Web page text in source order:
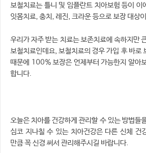
보철치료는 틀니 및 임플란트 치아보험 등이 이
잇몸치료, 충치, 레진, 크라운 등으로 보장 대상
우리가 자주 받는 치료는 보존치료에 속하지만
보철치료인데요, 보철치료의 경우 가입 후 바로
때문에 100% 보장은 언제부터 가능한지 알아
합니다.
오늘은 치아를 건강하게 관리할 수 있는 방법들
심코 지나칠 수 있는 치아건강은 다른 신체 건
만큼 꼭 신경 써서 관리해주시길 바랍니다.